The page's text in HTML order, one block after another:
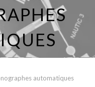
automatiques